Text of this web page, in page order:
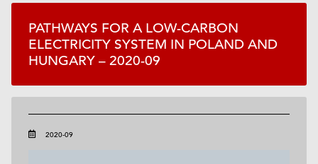
PATHWAYS FOR A LOW-CARBON
ELECTRICITY SYSTEM IN POLAND AND
HUNGARY – 2020-09
2020-09